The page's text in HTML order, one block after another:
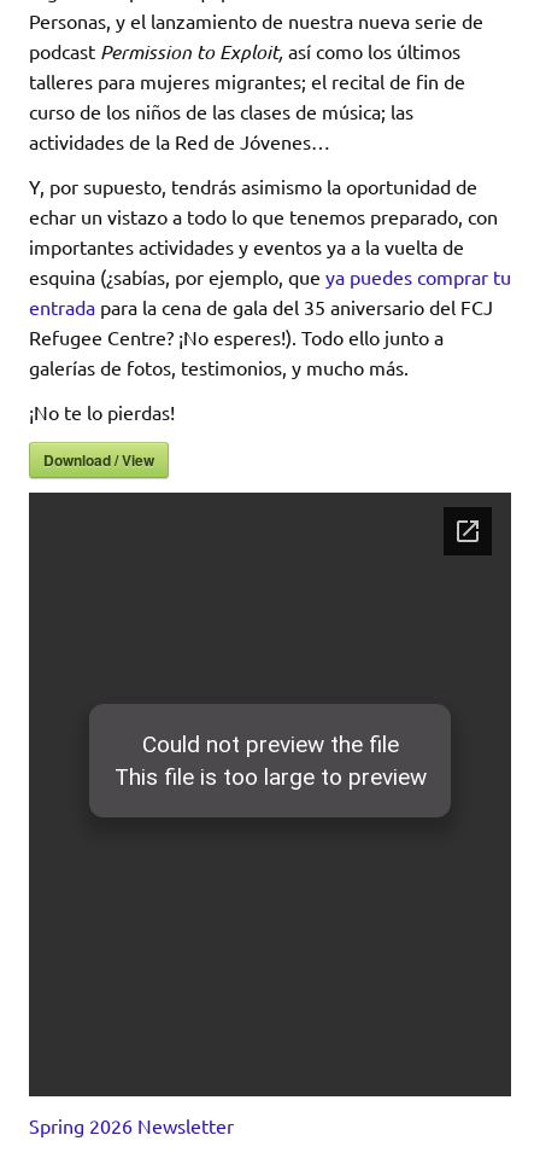
Personas, y el lanzamiento de nuestra nueva serie de
podcast Permission to Exploit, así como los últimos
talleres para mujeres migrantes; el recital de fin de
curso de los niños de las clases de música; las
actividades de la Red de Jóvenes…
Y, por supuesto, tendrás asimismo la oportunidad de
echar un vistazo a todo lo que tenemos preparado, con
importantes actividades y eventos ya a la vuelta de
esquina (¿sabías, por ejemplo, que ya puedes comprar tu
entrada para la cena de gala del 35 aniversario del FCJ
Refugee Centre? ¡No esperes!). Todo ello junto a
galerías de fotos, testimonios, y mucho más.
¡No te lo pierdas!
Download / View
Spring 2026 Newsletter